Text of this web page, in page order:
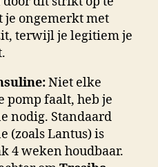
je ongemerkt met
terwijl je legitiem je
Niet elke
pomp faalt, heb je
nodig. Standaard
(zoals Lantus) is
4 weken houdbaar.